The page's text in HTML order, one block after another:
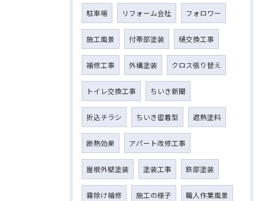
駐車場 リフォーム会社 フォロワー
施工風景 付帯部塗装 樋交換工事
補修工事 外構塗装 クロス張り替え
トイレ交換工事 ちいき新聞
折込チラシ ちいき密着型 遮熱塗料
断熱効果 アパート改修工事
屋根外壁塗装 塗装工事 鉄部塗装
霧除け補修 施工の様子 職人作業風景